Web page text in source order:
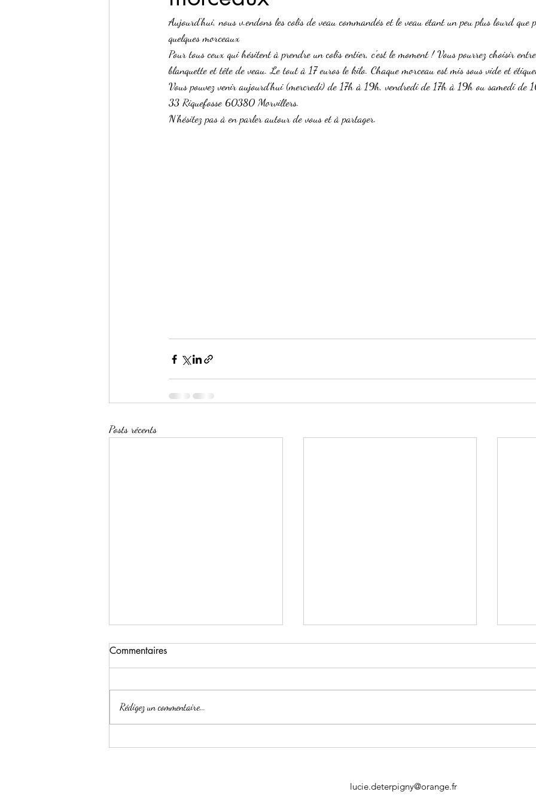
Aujourd'hui, nous v.endons les colis de veau commandés et le veau étant un peu plus lourd que
quelques morceaux
Pour tous ceux qui hésitent à prendre un colis entier, c'est le moment ! Vous pourrez choisir entre
blanquette et tête de veau. Le tout à 17 euros le kilo. Chaque morceau est mis sous vide et
Vous pouvez venir aujourd'hui (mercredi) de 17h à 19h, vendredi de 17h à 19h ou samedi de
33 Riquefosse 60380 Morvillers.
N'hésitez pas à en parler autour de vous et à partager.
Posts récents
Commentaires
Rédigez un commentaire...
lucie.deterpigny@orange.fr